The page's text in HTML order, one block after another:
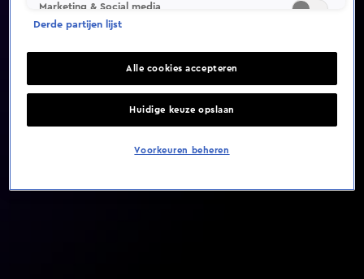
Marketing & Social media
Derde partijen lijst
Alle cookies accepteren
Huidige keuze opslaan
Voorkeuren beheren